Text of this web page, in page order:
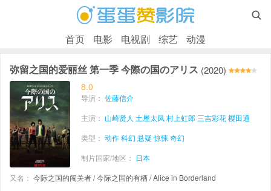

首页 电影 电视剧 综艺 动漫
弥留之国的爱丽丝 第一季 今際の国のアリス (2020)
8.0
导演： 佐藤信介
主演： 山崎贤人 土屋太凤村上虹郎 三吉彩花樱田通
类型： 动作科幻 悬疑 惊悚奇幻
制片国家/地区： 日本
又名： 今际之国的闯关者 / 今际之国的有栖 / Alice in Borderland